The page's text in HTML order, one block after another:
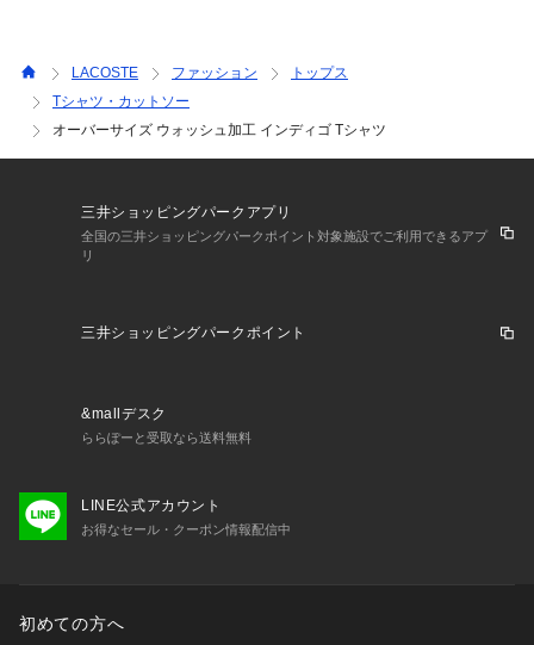
LACOSTE ファッション
トップス
Tシャツ・カットソー
オーバーサイズ ウォッシュ加工 インディゴ Tシャツ
三井ショッピングパークアプリ
全国の三井ショッピングパークポイント対象施設でご利用できるアプ
リ
三井ショッピングパークポイント
&mallデスク
ららぽーと受取なら送料無料
LINE公式アカウント
お得なセール・クーポン情報配信中
初めての方へ